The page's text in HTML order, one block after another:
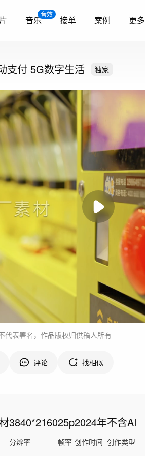
音效
音乐 接单 案例 更多
手机移动支付 5G数字生活 独家
代表署名，作品版权归供稿人所有
评论 找相似
3840*2160
分辨率
25p
帧率
2024年
创作时间
不含AI
创作类型